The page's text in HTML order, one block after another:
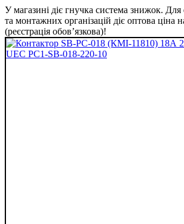
У магазині діє гнучка система знижок.
та монтажних організацій діє оптова ціна
(реєстрація обов’язкова)!